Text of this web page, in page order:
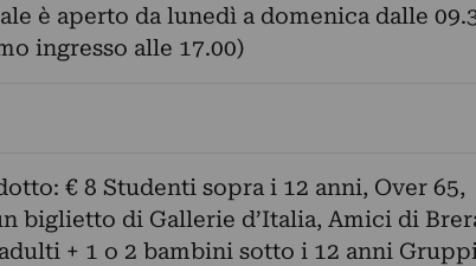
è aperto da lunedì a domenica dalle
ingresso alle 17.00)
€ 8 Studenti sopra i 12 anni, Over 65,
biglietto di Gallerie d’Italia, Amici di
+ 1 o 2 bambini sotto i 12 anni